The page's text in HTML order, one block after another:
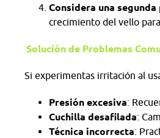
Considera una segunda
crecimiento del vello
Solución de Problemas
Si experimentas irritación al
Presión excesiva:
Cuchilla desafilada:
Técnica incorrecta: